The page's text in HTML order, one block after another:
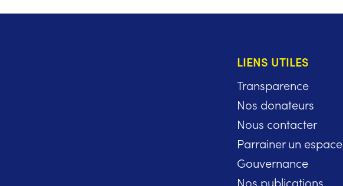
LIENS UTILES
Transparence
Nos donateurs
Nous contacter
Parrainer un espace
Gouvernance
Nos publications